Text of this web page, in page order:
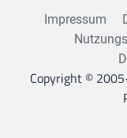
Impressum
Copyright ©